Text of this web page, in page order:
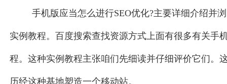
手机版应当怎么进行SEO优化?主要详细介绍并
实例教程。百度搜索查找资源方式上面有很多有关手
程。这种实例教程主张咱们先细读并仔细评价它们。
历经这种基地塑造一个移动站。